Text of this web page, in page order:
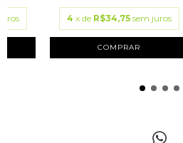
4 x de R$34,75 sem juros
COMPRAR